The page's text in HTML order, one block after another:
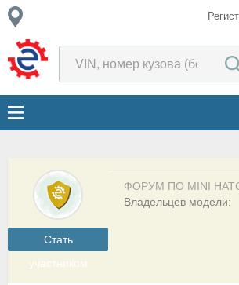
Cтать
участником
ФОРУМ ПО MINI
Владельцев модели: